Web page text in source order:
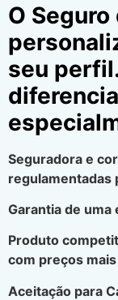
O Seguro
seu
Seguradora e
regulamentadas
Garantia de uma
Produto
com preços
Aceitação para